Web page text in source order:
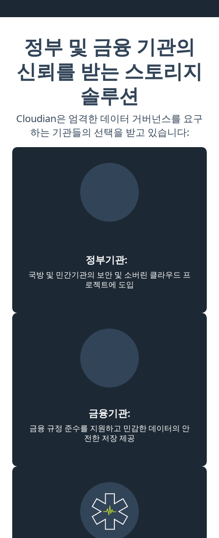
정부 및 금융 기관의
신뢰를 받는 스토리지
솔루션
Cloudian은 엄격한 데이터 거버넌스를 요구
하는 기관들의 선택을 받고 있습니다:
정부기관:
국방 및 민간기관의 보안 및 소버린 클라우드 프
로젝트에 도입
금융기관:
금융 규정 준수를 지원하고 민감한 데이터의 안
전한 저장 제공